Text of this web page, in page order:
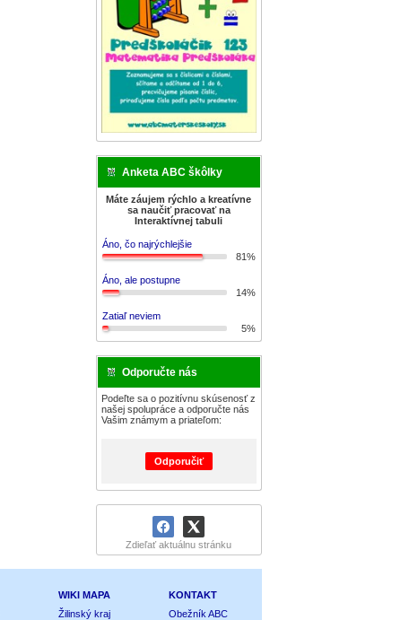
Anketa ABC škôlky
Máte záujem rýchlo a kreatívne
sa naučiť pracovať na
Interaktívnej tabuli
Áno, čo najrýchlejšie
81%
Áno, ale postupne
14%
Zatiaľ neviem
5%
Odporučte nás
Podeľte sa o pozitívnu skúsenosť z
našej spolupráce a odporučte nás
Vašim známym a priateľom:
Odporučiť
Zdieľať aktuálnu stránku
WIKI MAPA
Žilinský kraj
KONTAKT
Obežník ABC